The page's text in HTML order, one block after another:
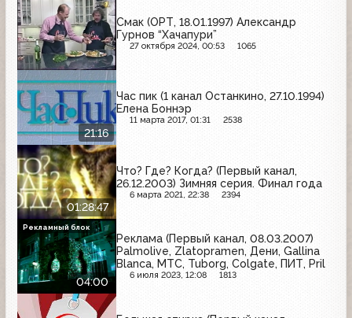
Смак (ОРТ, 18.01.1997) Александр
Гурнов “Хачапури”
27 октября 2024, 00:53 1065
21:16
Час пик (1 канал Останкино, 27.10.1994)
Елена Боннэр
11 марта 2017, 01:31 2538
01:28:47
Что? Где? Когда? (Первый канал,
26.12.2003) Зимняя серия. Финал года
6 марта 2021, 22:38 2394
04:00
Реклама (Первый канал, 08.03.2007)
Palmolive, Zlatopramen, Дени, Gallina
Blanca, МТС, Tuborg, Colgate, ПИТ, Pril
6 июля 2023, 12:08 1813
Рекламный блок